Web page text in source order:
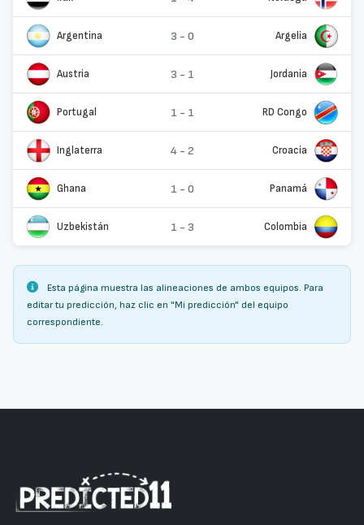
Argentina 3 - 0 Argelia
Austria 3 - 1 Jordania
Portugal 1 - 1 RD Congo
Inglaterra 4 - 2 Croacia
Ghana 1 - 0 Panamá
Uzbekistán 1 - 3 Colombia
Esta página muestra las alineaciones de ambos equipos. Para
editar tu predicción, haz clic en "Mi predicción" del equipo
correspondiente.